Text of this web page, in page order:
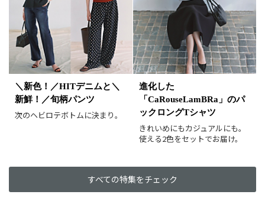
イエロー
レッド
ピンク
パープル
グリーン
ブルー
ゴールド
シルバー マルチ
＼新色！／HITデニムと＼
新鮮！／旬柄パンツ
次のヘビロテボトムに決まり。
進化した
「CaRouseLamBRa」のパ
ックロングTシャツ
きれいめにもカジュアルにも。
使える2色をセットでお届け。
すべての特集をチェック